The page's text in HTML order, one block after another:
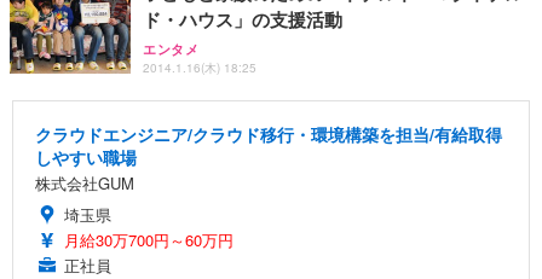
ド・ハウス」の支援活動
エンタメ
2014.1.16(木) 18:25
クラウドエンジニア/クラウド移行・環境構築を担当/有給取得
しやすい職場
株式会社GUM
埼玉県
月給30万700円～60万円
正社員